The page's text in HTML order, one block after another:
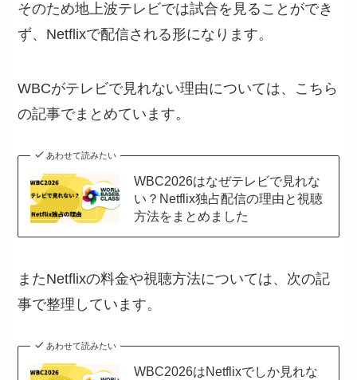
そのため地上波テレビでは試合を見ることができ
ず、Netflixで配信される形になります。
WBCがテレビで見れない理由については、こちら
の記事でまとめています。
あわせて読みたい
WBC2026はなぜテレビで見れな
い？Netflix独占配信の理由と視聴
方法をまとめました
またNetflixの料金や視聴方法については、次の記
事で整理しています。
あわせて読みたい
WBC2026はNetflixでしか見れな